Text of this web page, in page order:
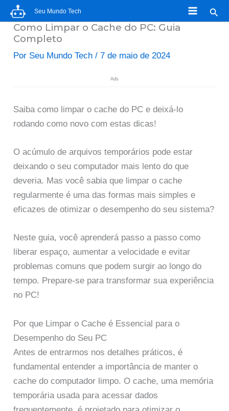
para
Seu Mundo Tech
Como Limpar o Cache do PC: Guia
Completo
Por Seu Mundo Tech/7 de maio de 2024
Ads
Saiba como limpar o cache do PC e deixá-lo
rodando como novo com estas dicas!
O acúmulo de arquivos temporários pode estar
deixando o seu computador mais lento do que
deveria. Mas você sabia que limpar o cache
regularmente é uma das formas mais simples e
eficazes de otimizar o desempenho do seu sistema?
Neste guia, você aprenderá passo a passo como
liberar espaço, aumentar a velocidade e evitar
problemas comuns que podem surgir ao longo do
tempo. Prepare-se para transformar sua experiência
no PC!
Por que Limpar o Cache é Essencial para o
Desempenho do Seu PC
Antes de entrarmos nos detalhes práticos, é
fundamental entender a importância de manter o
cache do computador limpo. O cache, uma memória
temporária usada para acessar dados